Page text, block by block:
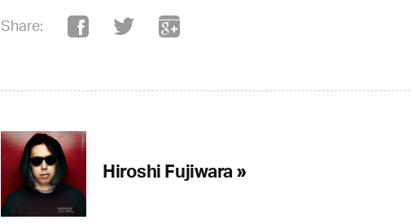
Share:
Hiroshi Fujiwara »